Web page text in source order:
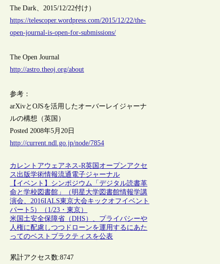
The Dark、2015/12/22付け）
https://telescoper.wordpress.com/2015/12/22/the-
open-journal-is-open-for-submissions/
The Open Journal
http://astro.theoj.org/about
参考：
arXivとOJSを活用したオーバーレイジャーナ
ルの構想（英国）
Posted 2008年5月20日
http://current.ndl.go.jp/node/7854
カレントアウェアネス-R英国 オープンアクセ
ス出版学術情報流通 電子ジャーナル
【イベント】シンポジウム「デジタル読書革
命と学校図書館」（明星大学図書館情報学講
演会、2016IALS東京大会キックオフイベント
パート5）（1/23・東京）
米国土安全保障省（DHS）、プライバシーや
人権に配慮しつつドローンを運用するにあた
ってのベストプラクティスを公表
累計アクセス数:8747